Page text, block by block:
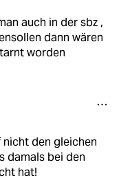
auch in der sbz ,
dann wären
worden
den gleichen
damals bei den
hat!